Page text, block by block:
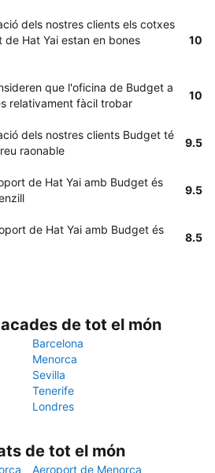
dels nostres clients els cotxes
Hat Yai estan en bones
10
que l'oficina de Budget a
relativament fàcil trobar
10
dels nostres clients Budget té
raonable
9.5
de Hat Yai amb Budget és
9.5
de Hat Yai amb Budget és
8.5
de tot el món
Barcelona
Menorca
Sevilla
Tenerife
Londres
de tot el món
Aeroport de Menorca